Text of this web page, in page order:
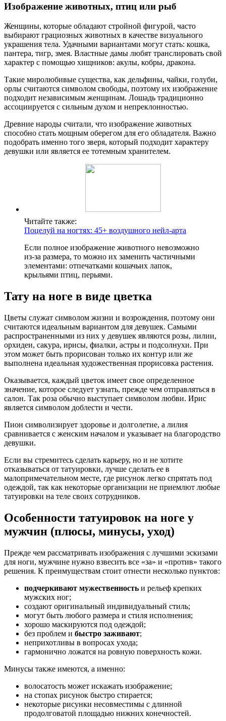
Изображение животных, птиц или рыб
Женщины, которые обладают стройной фигурой, часто
выбирают грациозных животных в качестве визуального
украшения тела. Удачными вариантами могут стать: кошка,
пантера, тигр, змея. Властные дамы любят транслировать свой
характер с помощью хищников: акулы, кобры, дракона.
Такие миролюбивые существа, как дельфины, чайки, голуби,
орлы считаются символом свободы, поэтому их изображение
подходит независимым женщинам. Лошадь традиционно
ассоциируется с сильным духом и непреклонностью.
Древние народы считали, что изображение животных
способно стать мощным оберегом для его обладателя. Важно
подобрать именно того зверя, который подходит характеру
девушки или является ее тотемным хранителем.
Читайте также:
Поцелуй на ногтях: 45+ воздушного нейл-арта
Если полное изображение животного невозможно
из-за размера, то можно их заменить частичными
элементами: отпечатками кошачьих лапок,
крыльями птиц, перьями.
Тату на ноге в виде цветка
Цветы служат символом жизни и возрождения, поэтому они
считаются идеальным вариантом для девушек. Самыми
распространенными из них у девушек являются розы, лилии,
орхидеи, сакура, ирисы, фиалки, астры и подсолнухи. При
этом может быть прорисован только их контур или же
выполнена идеальная художественная прорисовка растения.
Оказывается, каждый цветок имеет свое определенное
значение, которое следует узнать, прежде чем отправляться в
салон. Так роза обычно выступает символом любви. Ирис
является символом доблести и чести.
Пион символизирует здоровье и долголетие, а лилия
сравнивается с женским началом и указывает на благородство
девушки.
Если вы стремитесь сделать карьеру, но и не хотите
отказываться от татуировки, лучше сделать ее в
малопримечательном месте, где рисунок легко спрятать под
одеждой, так как некоторые организации не приемлют любые
татуировки на теле своих сотрудников.
Особенности татуировок на ноге у
мужчин (плюсы, минусы, уход)
Прежде чем рассматривать изображения с лучшими эскизами
для ноги, мужчине нужно взвесить все «за» и «против» такого
решения. К преимуществам стоит отнести несколько пунктов:
подчеркивают мужественность и рельеф крепких
мужских ног;
создают оригинальный индивидуальный стиль;
могут быть любого размера и стиля исполнения;
хорошо маскируются под одеждой;
без проблем и быстро заживают;
неприхотливы в вопросах ухода;
гармонично ложатся на ровную поверхность кожи.
Минусы также имеются, а именно:
волосатость может искажать изображение;
на стопах рисунок быстро стирается;
некоторые рисунки несовместимы с длинной
продолговатой площадью нижних конечностей.